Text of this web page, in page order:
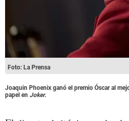
Foto: La Prensa
Joaquin Phoenix ganó el premio Óscar al
papel en Joker.